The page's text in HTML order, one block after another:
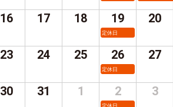
16 17 18 19
定休日
20
23 24 25 26
定休日
27
30 31 1 2
定休日
3